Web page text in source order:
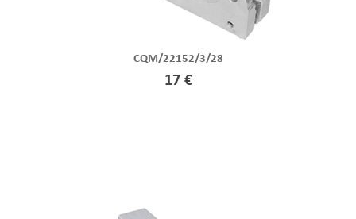
CQM/22152/3/28
17 €